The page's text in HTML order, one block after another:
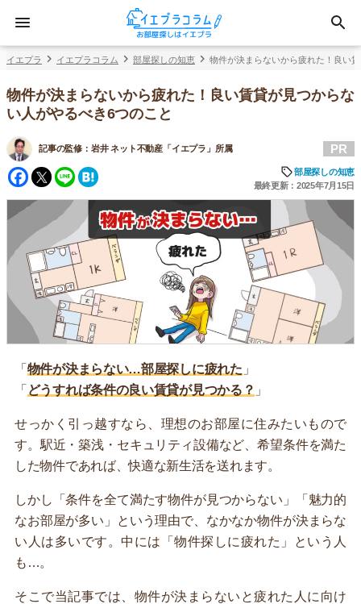
イエプラ イエプラコラム 部屋探しの知恵 物件が決まらないから疲れた！良い
物件が決まらないから疲れた！良い賃貸が見つからな
い人がやるべき6つのこと
記事の監修： 岩井 ネット不動産「イエプラ」所属
Facebook
Twitter
Line
PR
部屋探しの知恵
最終更新：2025年7月15日
「 物件が決まらない…部屋探しに疲れた 」
「 どうすれば条件の良い賃貸が見つかる？ 」
せっかく引っ越すなら、理想のお部屋に住みたいもので
す。駅近・築浅・セキュリティ設備など、希望条件を満た
した物件であれば、快適な新生活を送れます。
しかし「条件を全て満たす物件が見つからない」「魅力的
なお部屋が多い」という理由で、なかなか物件が決まらな
い人は多いです。中には「物件探しに疲れた」という人
も…。
そこで当記事では、物件が決まらないと疲れた人に向け